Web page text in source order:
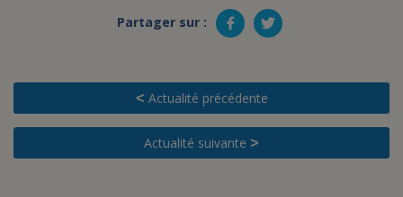
Partager sur :
< Actualité précédente
Actualité suivante >